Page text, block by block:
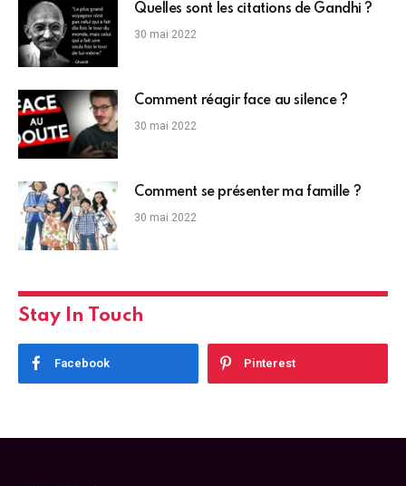
Quelles sont les citations de Gandhi ?
30 mai 2022
Comment réagir face au silence ?
30 mai 2022
Comment se présenter ma famille ?
30 mai 2022
Stay In Touch
Facebook Pinterest